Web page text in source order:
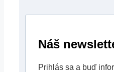
Náš
Prihlás sa a buď